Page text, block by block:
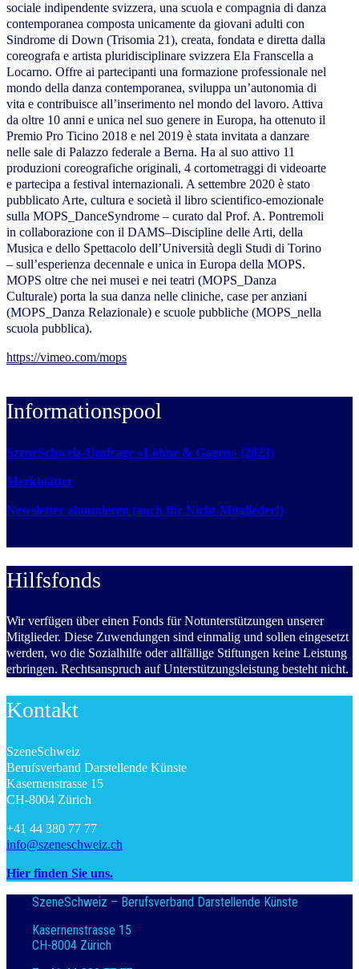
sociale indipendente svizzera, una scuola e compagnia di danza
contemporanea composta unicamente da giovani adulti con
Sindrome di Down (Trisomia 21), creata, fondata e diretta dalla
coreografa e artista pluridisciplinare svizzera Ela Franscella a
Locarno. Offre ai partecipanti una formazione professionale nel
mondo della danza contemporanea, sviluppa un’autonomia di
vita e contribuisce all’inserimento nel mondo del lavoro. Attiva
da oltre 10 anni e unica nel suo genere in Europa, ha ottenuto il
Premio Pro Ticino 2018 e nel 2019 è stata invitata a danzare
nelle sale di Palazzo federale a Berna. Ha al suo attivo 11
produzioni coreografiche originali, 4 cortometraggi di videoarte
e partecipa a festival internazionali. A settembre 2020 è stato
pubblicato Arte, cultura e società il libro scientifico-emozionale
sulla MOPS_DanceSyndrome – curato dal Prof. A. Pontremoli
in collaborazione con il DAMS–Discipline delle Arti, della
Musica e dello Spettacolo dell’Università degli Studi di Torino
– sull’esperienza decennale e unica in Europa della MOPS.
MOPS oltre che nei musei e nei teatri (MOPS_Danza
Culturale) porta la sua danza nelle cliniche, case per anziani
(MOPS_Danza Relazionale) e scuole pubbliche (MOPS_nella
scuola pubblica).
https://vimeo.com/mops
Informationspool
SzeneSchweiz-Umfrage «Löhne & Gagen» (2023)
Merkblätter
Newsletter abonnieren (auch für Nicht-Mitglieder!)
Hilfsfonds
Wir verfügen über einen Fonds für Notunterstützungen unserer
Mitglieder. Diese Zuwendungen sind einmalig und sollen eingesetzt
werden, wo die Sozialhilfe oder allfällige Stiftungen keine Leistung
erbringen. Rechtsanspruch auf Unterstützungsleistung besteht nicht.
Kontakt
SzeneSchweiz
Berufsverband Darstellende Künste
Kasernenstrasse 15
CH-8004 Zürich
+41 44 380 77 77
info@szeneschweiz.ch
Hier finden Sie uns.
SzeneSchweiz – Berufsverband Darstellende Künste
Kasernenstrasse 15
CH-8004 Zürich